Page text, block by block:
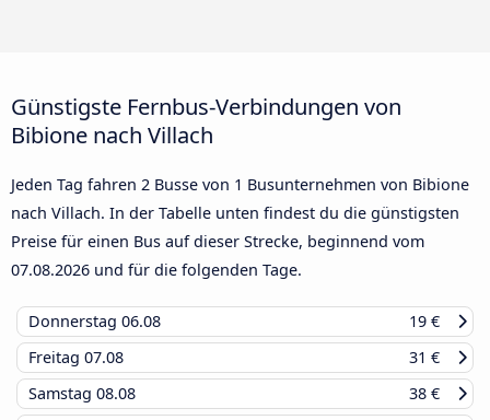
Günstigste Fernbus-Verbindungen von
Bibione nach Villach
Jeden Tag fahren 2 Busse von 1 Busunternehmen von Bibione
nach Villach. In der Tabelle unten findest du die günstigsten
Preise für einen Bus auf dieser Strecke, beginnend vom
07.08.2026 und für die folgenden Tage.
Donnerstag 06.08
19 €
Freitag 07.08
31 €
Samstag 08.08
38 €